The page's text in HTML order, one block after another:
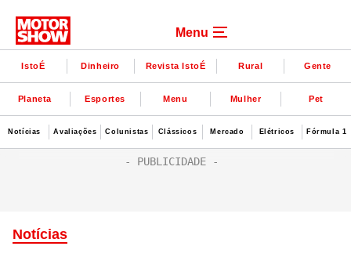
Menu
IstoÉ Dinheiro Revista IstoÉ Rural Gente
Planeta Esportes Menu Mulher Pet
Notícias Avaliações Colunistas Clássicos Mercado Elétricos Fórmula 1
Notícias